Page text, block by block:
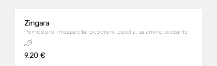
Zingara
Pomodoro, mozzarella, peperoni, cipolla, salamino piccante
9.20 €